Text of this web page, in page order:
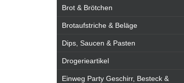
Brot & Brötchen
Brotaufstriche & Beläge
Dips, Saucen & Pasten
Drogerieartikel
Einweg Party Geschirr, Besteck &